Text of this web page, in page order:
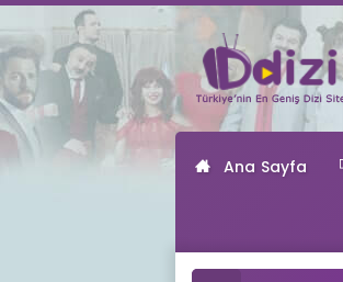
Ana Sayfa